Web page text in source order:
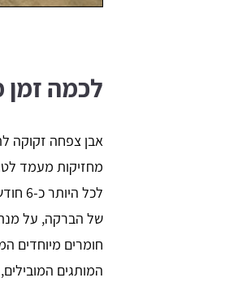
לכמה זמן
אבן צפחה זקוקה
מחזיקות מעמד
לכל
של הברקה, על
חומרים מיוחדים
המותגים